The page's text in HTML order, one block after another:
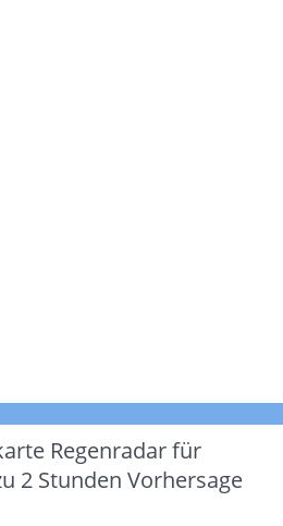
Regenradar für
2 Stunden Vorhersage